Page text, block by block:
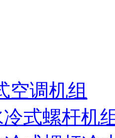
空调机组
式螺杆机